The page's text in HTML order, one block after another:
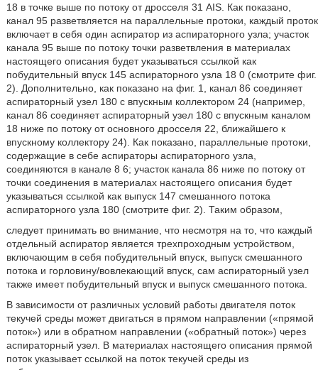
18 в точке выше по потоку от дросселя 31 AIS. Как показано,
канал 95 разветвляется на параллельные протоки, каждый проток
включает в себя один аспиратор из аспираторного узла; участок
канала 95 выше по потоку точки разветвления в материалах
настоящего описания будет указываться ссылкой как
побудительный впуск 145 аспираторного узла 18 0 (смотрите фиг.
2). Дополнительно, как показано на фиг. 1, канал 86 соединяет
аспираторный узел 180 с впускным коллектором 24 (например,
канал 86 соединяет аспираторный узел 180 с впускным каналом
18 ниже по потоку от основного дросселя 22, ближайшего к
впускному коллектору 24). Как показано, параллельные протоки,
содержащие в себе аспираторы аспираторного узла,
соединяются в канале 8 6; участок канала 86 ниже по потоку от
точки соединения в материалах настоящего описания будет
указываться ссылкой как выпуск 147 смешанного потока
аспираторного узла 180 (смотрите фиг. 2). Таким образом,
следует принимать во внимание, что несмотря на то, что каждый
отдельный аспиратор является трехпроходным устройством,
включающим в себя побудительный впуск, выпуск смешанного
потока и горловину/вовлекающий впуск, сам аспираторный узел
также имеет побудительный впуск и выпуск смешанного потока.
В зависимости от различных условий работы двигателя поток
текучей среды может двигаться в прямом направлении («прямой
поток») или в обратном направлении («обратный поток») через
аспираторный узел. В материалах настоящего описания прямой
поток указывает ссылкой на поток текучей среды из